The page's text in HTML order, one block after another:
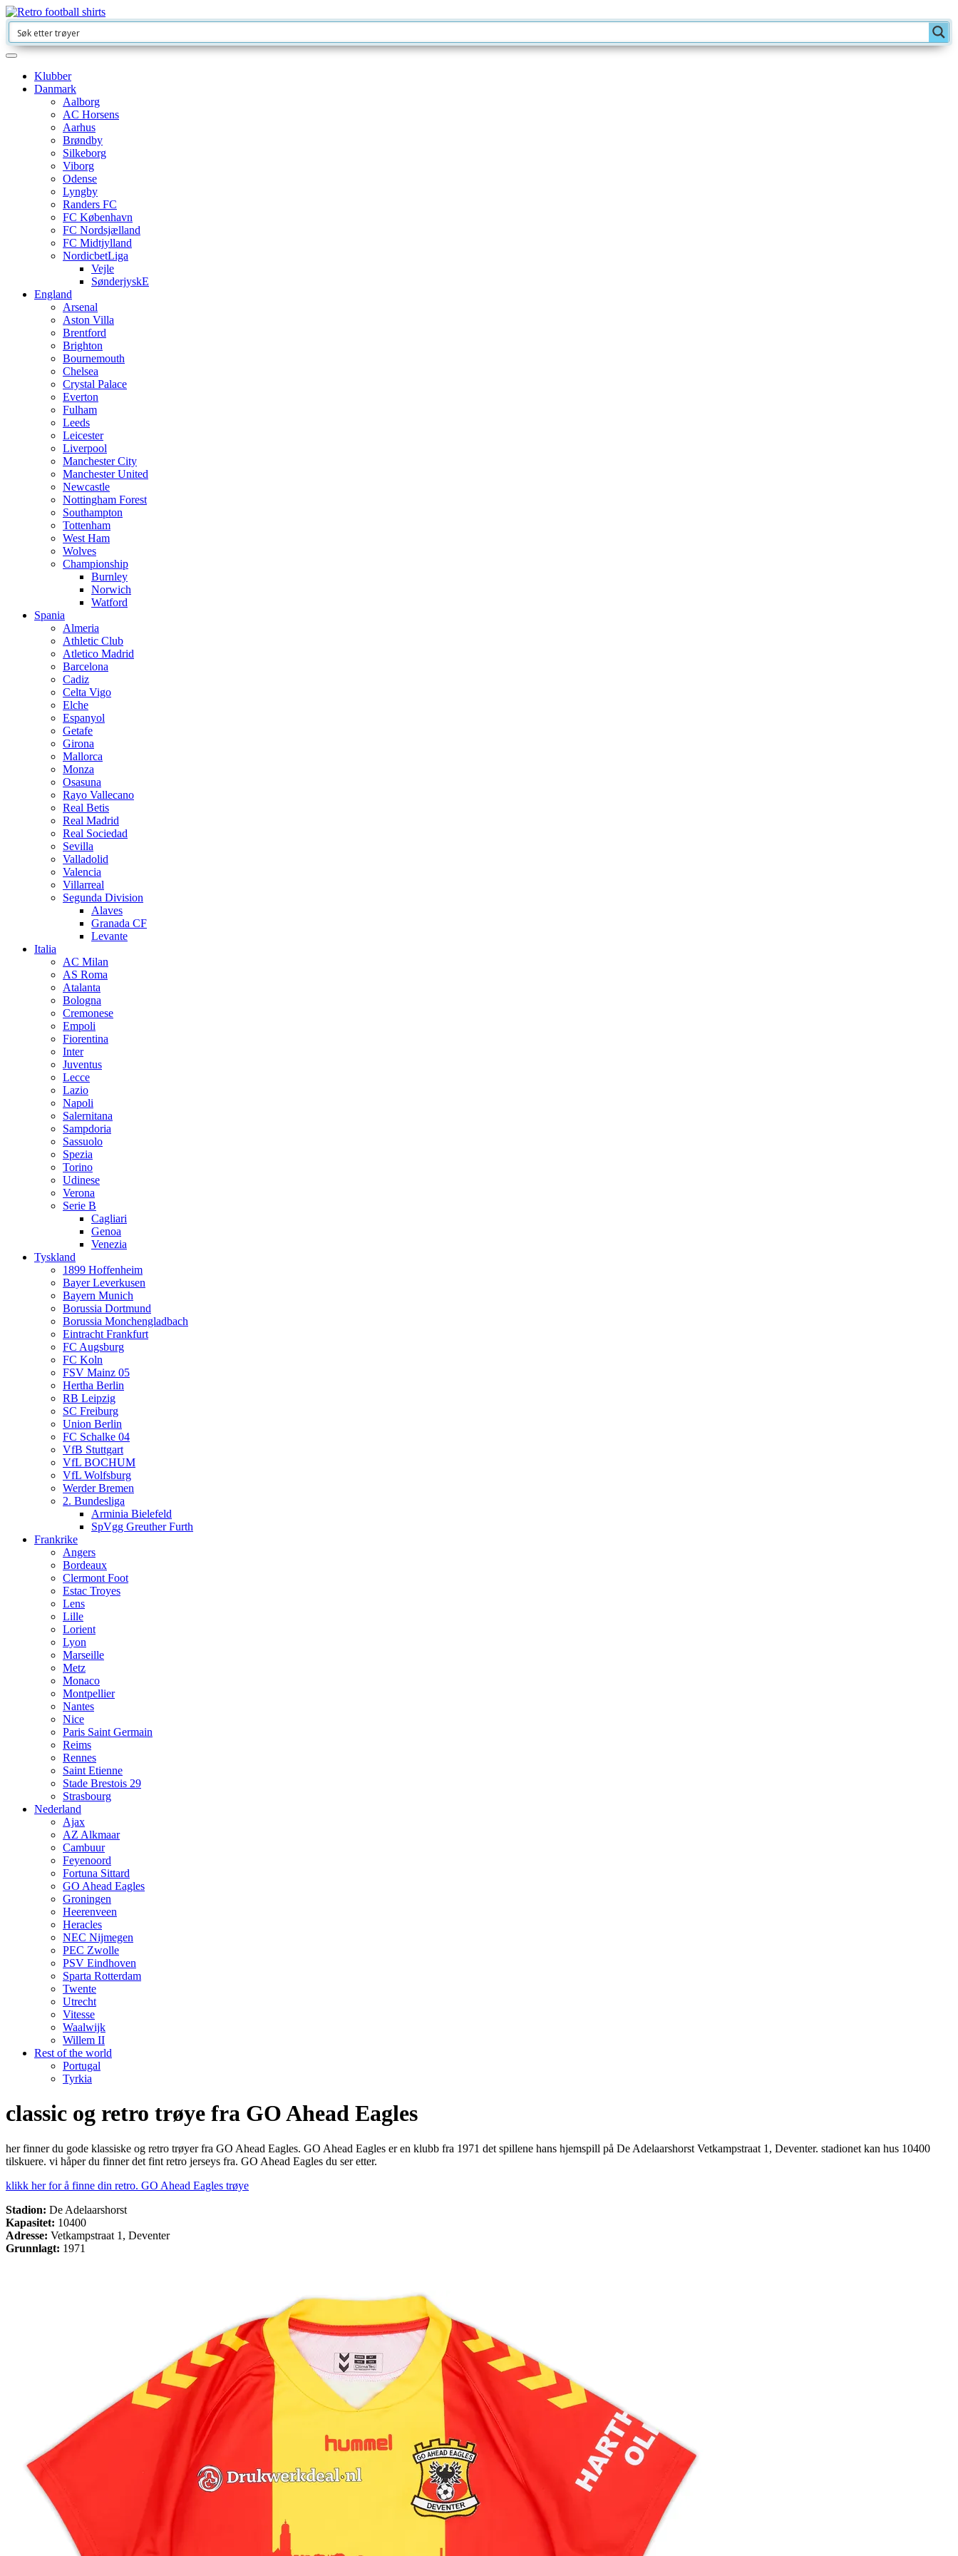
Klubber
Danmark
Aalborg
AC Horsens
Aarhus
Brøndby
Silkeborg
Viborg
Odense
Lyngby
Randers FC
FC København
FC Nordsjælland
FC Midtjylland
NordicbetLiga
Vejle
SønderjyskE
England
Arsenal
Aston Villa
Brentford
Brighton
Bournemouth
Chelsea
Crystal Palace
Everton
Fulham
Leeds
Leicester
Liverpool
Manchester City
Manchester United
Newcastle
Nottingham Forest
Southampton
Tottenham
West Ham
Wolves
Championship
Burnley
Norwich
Watford
Spania
Almeria
Athletic Club
Atletico Madrid
Barcelona
Cadiz
Celta Vigo
Elche
Espanyol
Getafe
Girona
Mallorca
Monza
Osasuna
Rayo Vallecano
Real Betis
Real Madrid
Real Sociedad
Sevilla
Valladolid
Valencia
Villarreal
Segunda Division
Alaves
Granada CF
Levante
Italia
AC Milan
AS Roma
Atalanta
Bologna
Cremonese
Empoli
Fiorentina
Inter
Juventus
Lecce
Lazio
Napoli
Salernitana
Sampdoria
Sassuolo
Spezia
Torino
Udinese
Verona
Serie B
Cagliari
Genoa
Venezia
Tyskland
1899 Hoffenheim
Bayer Leverkusen
Bayern Munich
Borussia Dortmund
Borussia Monchengladbach
Eintracht Frankfurt
FC Augsburg
FC Koln
FSV Mainz 05
Hertha Berlin
RB Leipzig
SC Freiburg
Union Berlin
FC Schalke 04
VfB Stuttgart
VfL BOCHUM
VfL Wolfsburg
Werder Bremen
2. Bundesliga
Arminia Bielefeld
SpVgg Greuther Furth
Frankrike
Angers
Bordeaux
Clermont Foot
Estac Troyes
Lens
Lille
Lorient
Lyon
Marseille
Metz
Monaco
Montpellier
Nantes
Nice
Paris Saint Germain
Reims
Rennes
Saint Etienne
Stade Brestois 29
Strasbourg
Nederland
Ajax
AZ Alkmaar
Cambuur
Feyenoord
Fortuna Sittard
GO Ahead Eagles
Groningen
Heerenveen
Heracles
NEC Nijmegen
PEC Zwolle
PSV Eindhoven
Sparta Rotterdam
Twente
Utrecht
Vitesse
Waalwijk
Willem II
Rest of the world
Portugal
Tyrkia
classic og retro trøye fra GO Ahead Eagles
her finner du gode klassiske og retro trøyer fra GO Ahead Eagles. GO Ahead Eagles er en klubb fra 1971 det spillene hans hjemspill på De Adelaarshorst Vetkampstraat 1, Deventer. stadionet kan hus 10400
tilskuere. vi håper du finner det fint retro jerseys fra. GO Ahead Eagles du ser etter.
klikk her for å finne din retro. GO Ahead Eagles trøye
Stadion: De Adelaarshorst
Kapasitet: 10400
Adresse: Vetkampstraat 1, Deventer
Grunnlagt: 1971